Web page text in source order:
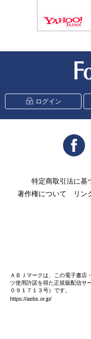
ログイン
特定商取引法に基
著作権について
リン
ＡＢＪマークは、この電子書店
ツ使用許諾を得た正規版配信サ
０９１７１３号）です。
https://aebs.or.jp/